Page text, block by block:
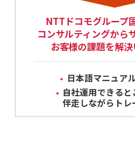
NTTドコモグループ
コンサルティングから
お客様の課題を解
日本語マニュア
自社運用できると
伴走しながらトレ